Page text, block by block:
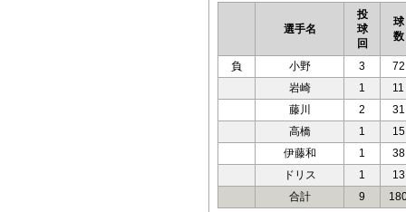
選手名
投
球
回
球
数
負 小野 3
72
岩崎
1
11
藤川
2
31
高橋
1
15
伊藤和
1
38
ドリス
1
13
合計
9